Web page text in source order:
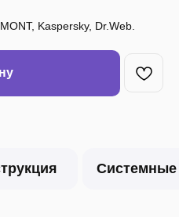
MONT, Kaspersky, Dr.Web.